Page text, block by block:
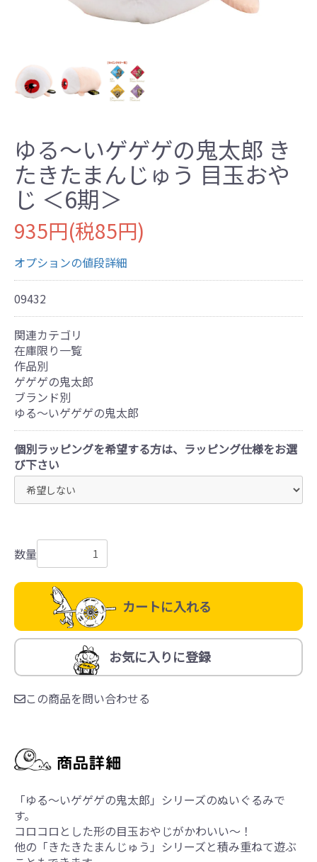
ゆる～いゲゲゲの鬼太郎 き
たきたまんじゅう 目玉おや
じ ＜6期＞
935円(税85円)
オプションの値段詳細
09432
関連カテゴリ
在庫限り一覧
作品別
ゲゲゲの鬼太郎
ブランド別
ゆる～いゲゲゲの鬼太郎
個別ラッピングを希望する方は、ラッピング仕様をお選
び下さい
数量
カートに入れる
お気に入りに登録
この商品を問い合わせる
「ゆる～いゲゲゲの鬼太郎」シリーズのぬいぐるみで
す。
コロコロとした形の目玉おやじがかわいい～！
他の「きたきたまんじゅう」シリーズと積み重ねて遊ぶ